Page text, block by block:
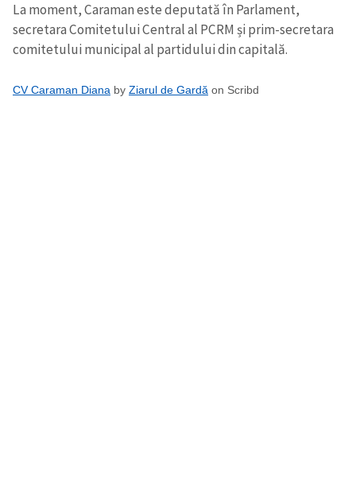
La moment, Caraman este deputată în Parlament,
secretara Comitetului Central al PCRM și prim-secretara
comitetului municipal al partidului din capitală.
CV Caraman Diana by Ziarul de Gardă on Scribd